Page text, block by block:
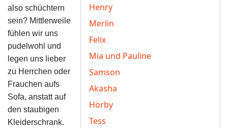
Henry
Merlin
Felix
Mia und Pauline
Samson
Akasha
Hörby
Tess
also schüchtern
sein? Mittlerweile
fühlen wir uns
pudelwohl und
legen uns lieber
zu Herrchen oder
Frauchen aufs
Sofa, anstatt auf
den staubigen
Kleiderschrank.